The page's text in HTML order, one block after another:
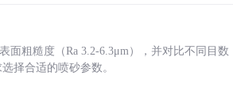
面粗糙度（Ra 3.2-6.3μm），并对比不同目数
择合适的喷砂参数。